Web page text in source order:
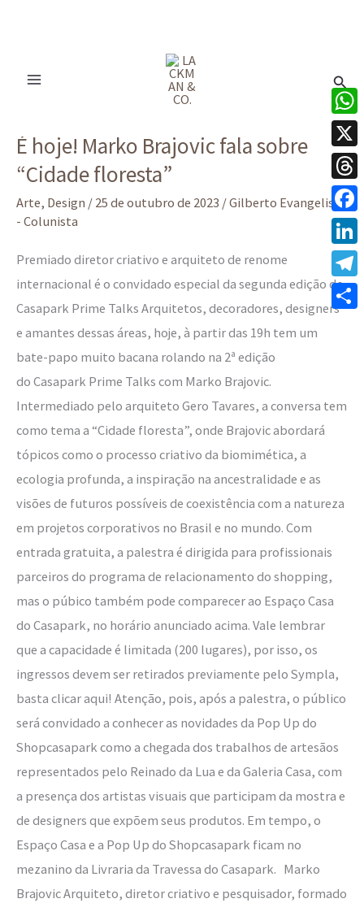
É hoje! Marko Brajovic fala sobre
“Cidade floresta”
Arte, Design / 25 de outubro de 2023 /Gilberto Evangelista
- Colunista
Premiado diretor criativo e arquiteto de renome
internacional é o convidado especial da segunda edição do
Casapark Prime Talks Arquitetos, decoradores, designers
e amantes dessas áreas, hoje, à partir das 19h tem um
bate-papo muito bacana rolando na 2ª edição
do Casapark Prime Talks com Marko Brajovic.
Intermediado pelo arquiteto Gero Tavares, a conversa tem
como tema a “Cidade floresta”, onde Brajovic abordará
tópicos como o processo criativo da biomimética, a
ecologia profunda, a inspiração na ancestralidade e as
visões de futuros possíveis de coexistência com a natureza
em projetos corporativos no Brasil e no mundo. Com
entrada gratuita, a palestra é dirigida para profissionais
parceiros do programa de relacionamento do shopping,
mas o púbico também pode comparecer ao Espaço Casa
do Casapark, no horário anunciado acima. Vale lembrar
que a capacidade é limitada (200 lugares), por isso, os
ingressos devem ser retirados previamente pelo Sympla,
basta clicar aqui! Atenção, pois, após a palestra, o público
será convidado a conhecer as novidades da Pop Up do
Shopcasapark como a chegada dos trabalhos de artesãos
representados pelo Reinado da Lua e da Galeria Casa, com
a presença dos artistas visuais que participam da mostra e
de designers que expõem seus produtos. Em tempo, o
Espaço Casa e a Pop Up do Shopcasapark ficam no
mezanino da Livraria da Travessa do Casapark. Marko
Brajovic Arquiteto, diretor criativo e pesquisador, formado
hoje!
Marko
Brajovic
fala
“Cidade floresta”
X